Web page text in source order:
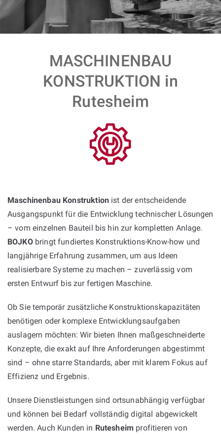
MASCHINENBAU
KONSTRUKTION in
Rutesheim
Maschinenbau Konstruktion ist der entscheidende
Ausgangspunkt für die Entwicklung technischer Lösungen
– vom einzelnen Bauteil bis hin zur kompletten Anlage.
BOJKObringt fundiertes Konstruktions-Know-how und
langjährige Erfahrung zusammen, um aus Ideen
realisierbare Systeme zu machen – zuverlässig vom
ersten Entwurf bis zur fertigen Maschine.
Ob Sie temporär zusätzliche Konstruktionskapazitäten
benötigen oder komplexe Entwicklungsaufgaben
auslagern möchten: Wir bieten Ihnen maßgeschneiderte
Konzepte, die exakt auf Ihre Anforderungen abgestimmt
sind – ohne starre Standards, aber mit klarem Fokus auf
Effizienz und Ergebnis.
Unsere Dienstleistungen sind ortsunabhängig verfügbar
und können bei Bedarf vollständig digital abgewickelt
werden. Auch Kunden in Rutesheim profitieren von